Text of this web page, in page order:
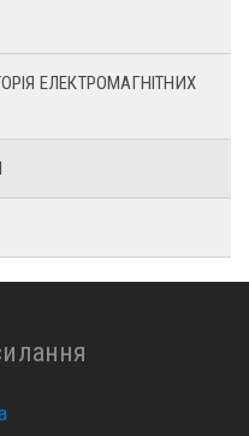
ЕЛЕКТРОМАГНІТНИХ